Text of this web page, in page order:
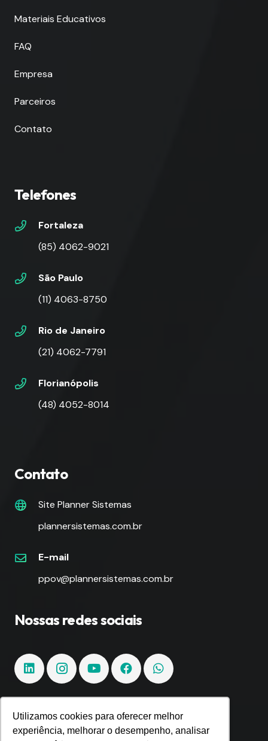
Utilizamos cookies para oferecer melhor
experiência, melhorar o desempenho, analisar
Materiais Educativos
FAQ
Empresa
Parceiros
Contato
Telefones
Fortaleza
(85) 4062-9021
São Paulo
(11) 4063-8750
Rio de Janeiro
(21) 4062-7791
Florianópolis
(48) 4052-8014
Contato
Site Planner Sistemas
plannersistemas.com.br
E-mail
ppov@plannersistemas.com.br
Nossas redes sociais
Fique por dentro!